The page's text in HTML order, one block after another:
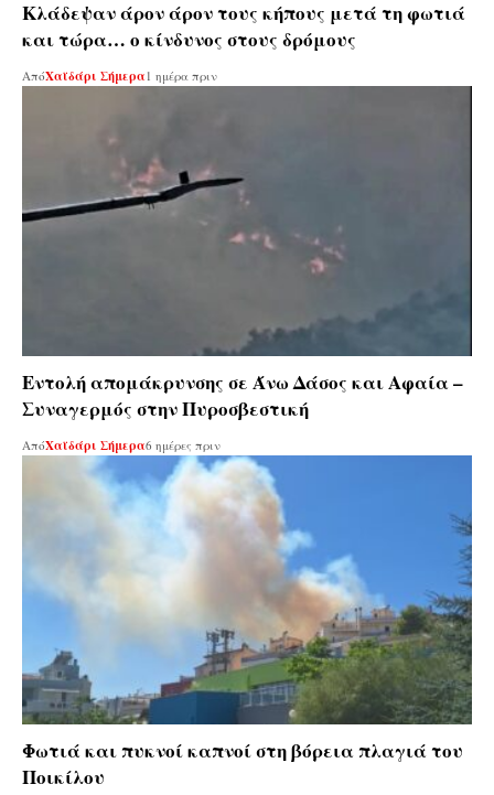
Κλάδεψαν άρον άρον τους κήπους μετά τη φωτιά
και τώρα… ο κίνδυνος στους δρόμους
ΑπόΧαϊδάρι Σήμερα 1 ημέρα πριν
Εντολή απομάκρυνσης σε Άνω Δάσος και Αφαία –
Συναγερμός στην Πυροσβεστική
ΑπόΧαϊδάρι Σήμερα6 ημέρες πριν
Φωτιά και πυκνοί καπνοί στη βόρεια πλαγιά του
Ποικίλου